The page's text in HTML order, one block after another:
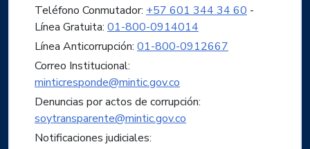
Teléfono Conmutador: +57 601 344 34 60 -
Línea Gratuita: 01-800-0914014
Línea Anticorrupción: 01-800-0912667
Correo Institucional:
minticresponde@mintic.gov.co
Denuncias por actos de corrupción:
soytransparente@mintic.gov.co
Notificaciones judiciales: